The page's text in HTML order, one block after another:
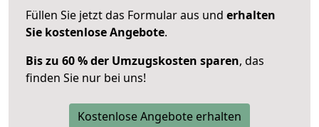
Füllen Sie jetzt das Formular aus und erhalten
Sie kostenlose Angebote.
Bis zu 60 % der Umzugskosten sparen, das
finden Sie nur bei uns!
Kostenlose Angebote erhalten